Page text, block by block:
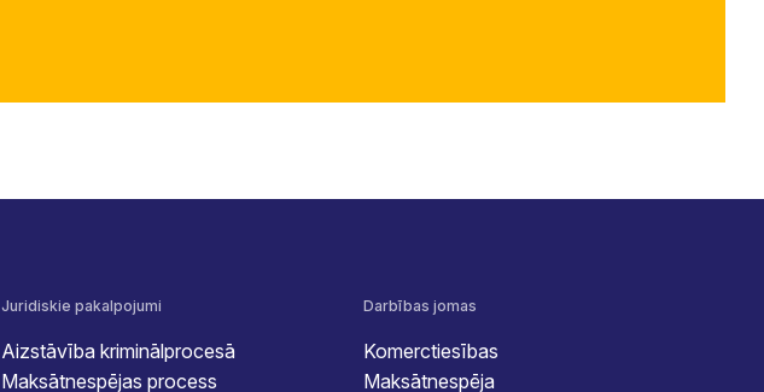
Juridiskie pakalpojumi
Aizstāvība kriminālprocesā
Maksātnespējas process
Darbības jomas
Komerctiesības
Maksātnespēja